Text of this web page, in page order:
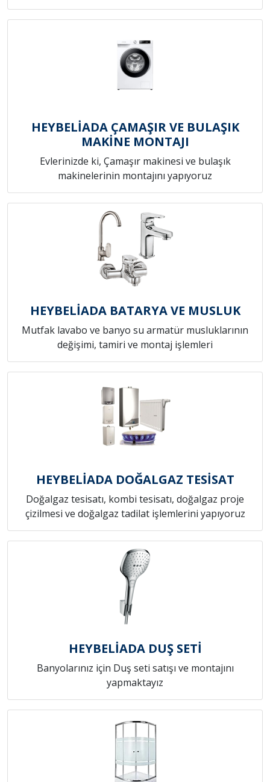
HEYBELİADA ÇAMAŞIR VE BULAŞIK
MAKİNE MONTAJI
Evlerinizde ki, Çamaşır makinesi ve bulaşık
makinelerinin montajını yapıyoruz
HEYBELİADA BATARYA VE MUSLUK
Mutfak lavabo ve banyo su armatür musluklarının
değişimi, tamiri ve montaj işlemleri
HEYBELİADA DOĞALGAZ TESİSAT
Doğalgaz tesisatı, kombi tesisatı, doğalgaz proje
çizilmesi ve doğalgaz tadilat işlemlerini yapıyoruz
HEYBELİADA DUŞ SETİ
Banyolarınız için Duş seti satışı ve montajını
yapmaktayız